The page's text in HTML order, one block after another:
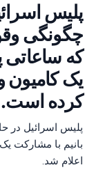
پلیس
چگونگی
که ساعاتی
یک کامیون و
کرده است.
پلیس اسرائیل در
بانیم با مشارکت
اعلام شد.